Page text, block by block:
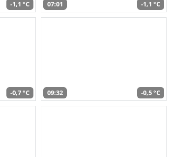
-1,1 °C 07:01 -1,1 °C
-0,7 °C 09:32 -0,5 °C